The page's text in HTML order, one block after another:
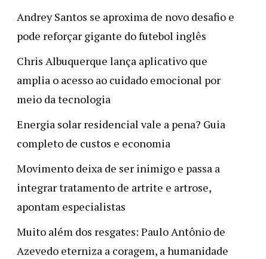
Andrey Santos se aproxima de novo desafio e
pode reforçar gigante do futebol inglês
Chris Albuquerque lança aplicativo que
amplia o acesso ao cuidado emocional por
meio da tecnologia
Energia solar residencial vale a pena? Guia
completo de custos e economia
Movimento deixa de ser inimigo e passa a
integrar tratamento de artrite e artrose,
apontam especialistas
Muito além dos resgates: Paulo Antônio de
Azevedo eterniza a coragem, a humanidade